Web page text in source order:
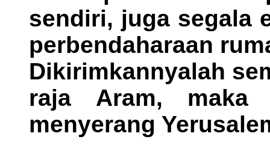
sendiri, juga segala
perbendaharaan
Dikirimkannyalah
raja Aram,
menyerang